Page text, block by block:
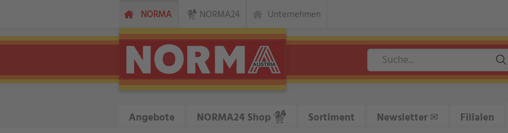
NORMA NORMA24 Unternehmen
Angebote NORMA24 Shop Sortiment Newsletter ✉ Filialen